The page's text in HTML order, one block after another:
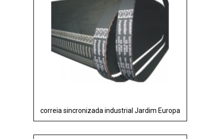
correia sincronizada industrial Jardim Europa